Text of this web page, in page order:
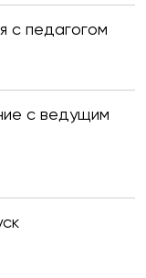
с педагогом
с ведущим